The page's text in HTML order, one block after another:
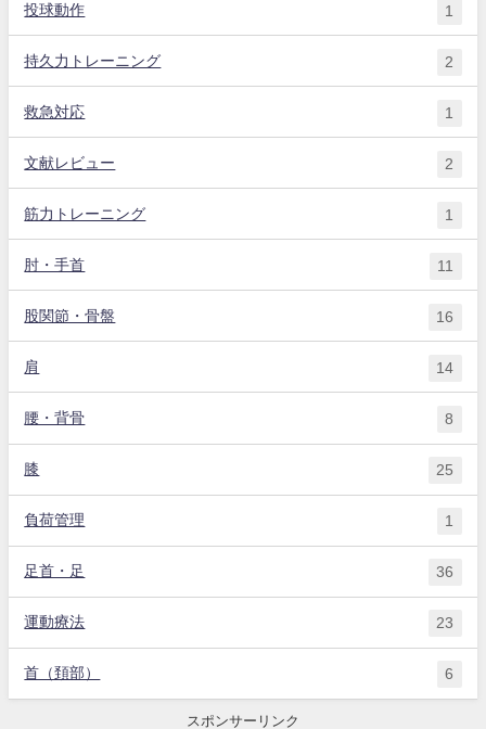
投球動作 1
持久力トレーニング 2
救急対応 1
文献レビュー 2
筋力トレーニング 1
肘・手首 11
股関節・骨盤 16
肩 14
腰・背骨 8
膝 25
負荷管理 1
足首・足 36
運動療法 23
首（頚部） 6
スポンサーリンク